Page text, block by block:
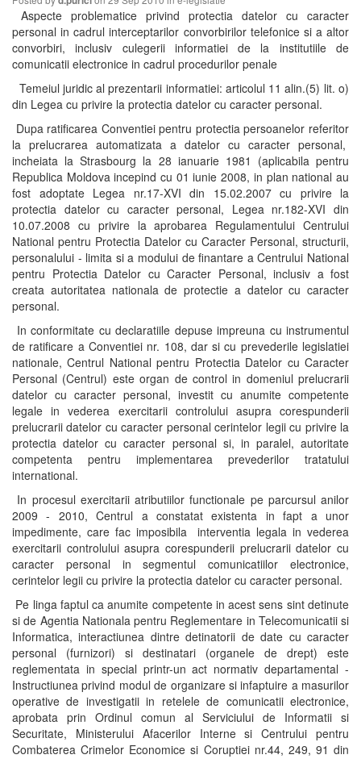
Aspecte problematice privind protectia datelor cu caracter
personal in cadrul interceptarilor convorbirilor telefonice si a altor
convorbiri, inclusiv culegerii informatiei de la institutiile de
comunicatii electronice in cadrul procedurilor penale
Temeiul juridic al prezentarii informatiei: articolul 11 alin.(5) lit. o)
din Legea cu privire la protectia datelor cu caracter personal.
Dupa ratificarea Conventiei pentru protectia persoanelor referitor
la prelucrarea automatizata a datelor cu caracter personal,
incheiata la Strasbourg la 28 ianuarie 1981 (aplicabila pentru
Republica Moldova incepind cu 01 iunie 2008, in plan national au
fost adoptate Legea nr.17-XVI din 15.02.2007 cu privire la
protectia datelor cu caracter personal, Legea nr.182-XVI din
10.07.2008 cu privire la aprobarea Regulamentului Centrului
National pentru Protectia Datelor cu Caracter Personal, structurii,
personalului - limita si a modului de finantare a Centrului National
pentru Protectia Datelor cu Caracter Personal, inclusiv a fost
creata autoritatea nationala de protectie a datelor cu caracter
personal.
In conformitate cu declaratiile depuse impreuna cu instrumentul
de ratificare a Conventiei nr. 108, dar si cu prevederile legislatiei
nationale, Centrul National pentru Protectia Datelor cu Caracter
Personal (Centrul) este organ de control in domeniul prelucrarii
datelor cu caracter personal, investit cu anumite competente
legale in vederea exercitarii controlului asupra corespunderii
prelucrarii datelor cu caracter personal cerintelor legii cu privire la
protectia datelor cu caracter personal si, in paralel, autoritate
competenta pentru implementarea prevederilor tratatului
international.
In procesul exercitarii atributiilor functionale pe parcursul anilor
2009 - 2010, Centrul a constatat existenta in fapt a unor
impedimente, care fac imposibila interventia legala in vederea
exercitarii controlului asupra corespunderii prelucrarii datelor cu
caracter personal in segmentul comunicatiilor electronice,
cerintelor legii cu privire la protectia datelor cu caracter personal.
Pe linga faptul ca anumite competente in acest sens sint detinute
si de Agentia Nationala pentru Reglementare in Telecomunicatii si
Informatica, interactiunea dintre detinatorii de date cu caracter
personal (furnizori) si destinatari (organele de drept) este
reglementata in special printr-un act normativ departamental -
Instructiunea privind modul de organizare si infaptuire a masurilor
operative de investigatii in retelele de comunicatii electronice,
aprobata prin Ordinul comun al Serviciului de Informatii si
Securitate, Ministerului Afacerilor Interne si Centrului pentru
Combaterea Crimelor Economice si Coruptiei nr.44, 249, 91 din